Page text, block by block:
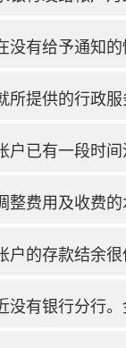
没有给予通知的
所提供的行政
户已有一段时
整费用及收费的
户的存款结余
没有银行分行